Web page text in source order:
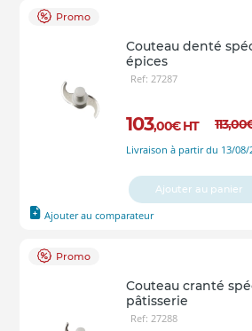
Promo
Couteau denté
épices
Ref: 27287
103,00€ HT 113,00
Livraison à partir du 13/08/
Ajouter au comparateur
Ajouter au panier
Promo
Couteau cranté
pâtisserie
Ref: 27288